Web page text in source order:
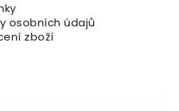
osobních údajů
zboží